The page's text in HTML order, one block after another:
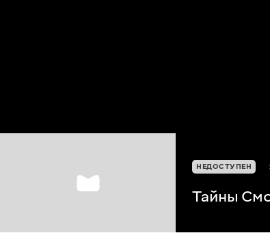
НЕДОСТУПЕН
Тайны